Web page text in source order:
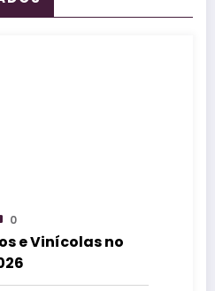
0
e Vinícolas no